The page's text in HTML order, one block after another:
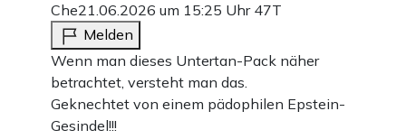
Che21.06.2026 um 15:25 Uhr 47T
Melden
Wenn man dieses Untertan-Pack näher
betrachtet, versteht man das.
Geknechtet von einem pädophilen Epstein-
Gesindel!!!